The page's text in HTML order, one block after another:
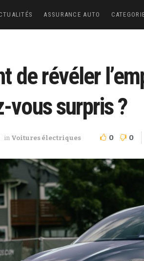
ASSURANCE AUTO
de révéler
vous surpris ?
in Voitures électriques 0 0